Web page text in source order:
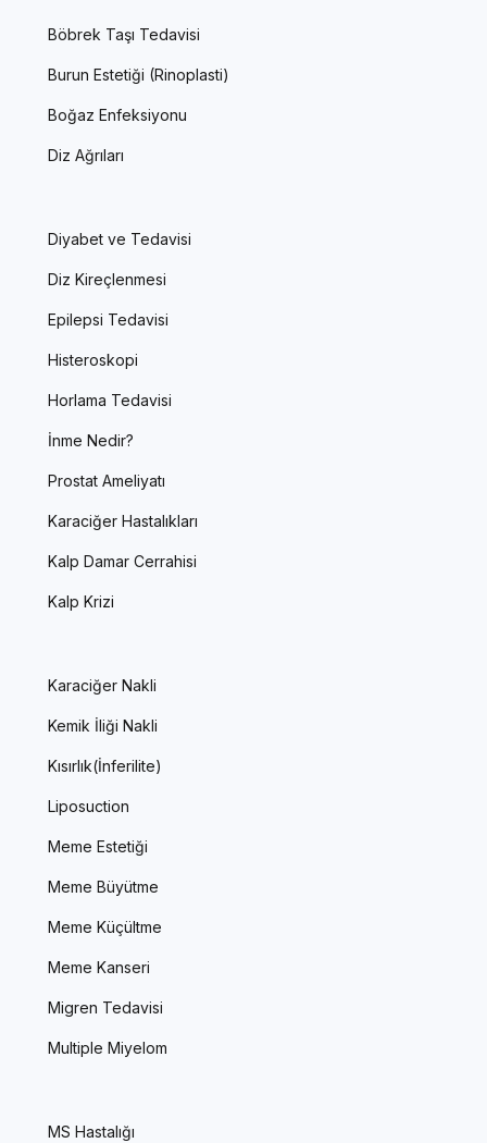
Böbrek Taşı Tedavisi
Burun Estetiği (Rinoplasti)
Boğaz Enfeksiyonu
Diz Ağrıları
Diyabet ve Tedavisi
Diz Kireçlenmesi
Epilepsi Tedavisi
Histeroskopi
Horlama Tedavisi
İnme Nedir?
Prostat Ameliyatı
Karaciğer Hastalıkları
Kalp Damar Cerrahisi
Kalp Krizi
Karaciğer Nakli
Kemik İliği Nakli
Kısırlık(İnferilite)
Liposuction
Meme Estetiği
Meme Büyütme
Meme Küçültme
Meme Kanseri
Migren Tedavisi
Multiple Miyelom
MS Hastalığı